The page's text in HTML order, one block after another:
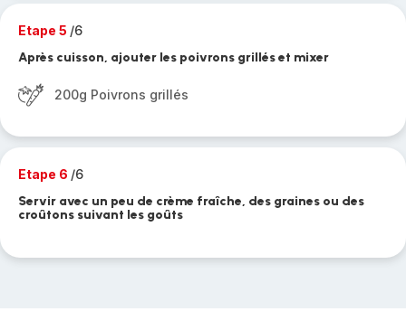
Etape 5 /6
Après cuisson, ajouter les poivrons grillés et mixer
200g Poivrons grillés
Etape 6 /6
Servir avec un peu de crème fraîche, des graines ou des
croûtons suivant les goûts